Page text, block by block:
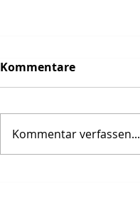
Kommentare
Kommentar verfassen...